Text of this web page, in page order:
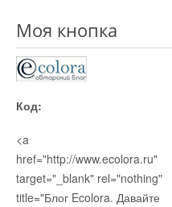
Моя кнопка
Код:
<a
href="http://www.ecolora.ru"
target="_blank" rel="nothing"
title="Блог Ecolora. Давайте